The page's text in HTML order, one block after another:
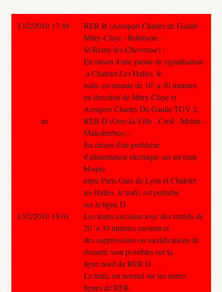
13/2/2010 17:49
RER B (Aeroport Charles de Gaulle -
Mitry-Claye - Robinson -
St-Remy-les-Chevreuse) :
En raison d'une panne de signalisation
`a Chatelet Les Halles, le
trafic est retarde de 10 `a 30 minutes
en direction de Mitry Claye et
Aeroport Charles De Gaulle TGV 2.
RER D (Orry-la-Ville - Creil - Melun -
Malesherbes) :
En raison d'un probleme
d'alimentation electrique sur un train
bloque
entre Paris Gare de Lyon et Chatelet
les Halles, le trafic est perturbe
sur la ligne D.
Les trains circulent avec des retards de
20 `a 30 minutes environ et
des suppressions ou modifications de
desserte sont possibles sur la
ligne nord du RER D.
Le trafic est normal sur les autres
lignes de RER.
au
13/2/2010 18:01